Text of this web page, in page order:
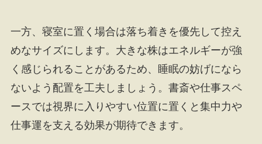
一方、寝室に置く場合は落ち着きを優先して控え
めなサイズにします。大きな株はエネルギーが強
く感じられることがあるため、睡眠の妨げになら
ないよう配置を工夫しましょう。書斎や仕事スペ
ースでは視界に入りやすい位置に置くと集中力や
仕事運を支える効果が期待できます。